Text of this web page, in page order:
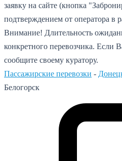
заявку на сайте (кнопка
подтверждением от оператора в
Внимание! Длительность
конкретного перевозчика. Если
сообщите своему куратору.
Пассажирские перевозки -
Белогорск